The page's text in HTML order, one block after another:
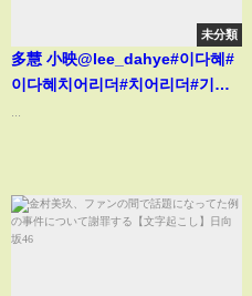
未分類
多慧 小映@lee_dahye#이다혜#
이다혜치어리더#치어리더#기아